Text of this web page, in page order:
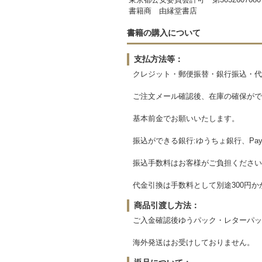
書籍商 由縁堂書店
書籍の購入について
支払方法等：
クレジット・郵便振替・銀行振込・
ご注文メール確認後、在庫の確保が
基本前金でお願いいたします。
振込ができる銀行:ゆうちょ銀行、
振込手数料はお客様がご負担くださ
代金引換は手数料として別途300円か
商品引渡し方法：
ご入金確認後ゆうパック・レターパ
海外発送はお受けしておりません。